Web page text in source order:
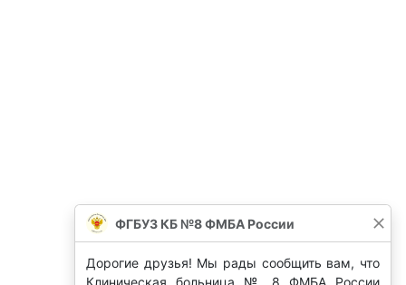
ФГБУЗ КБ №8 ФМБА России
Дорогие друзья! Мы рады сообщить вам, что
Клиническая больница № 8 ФМБА России